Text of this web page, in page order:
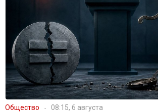
Общество 08:15, 6 августа